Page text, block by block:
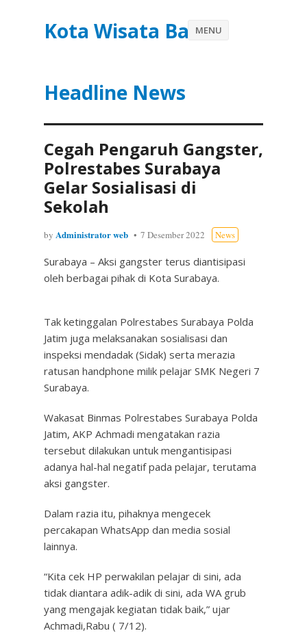
Kota Wisata Batu
Headline News
MENU
Cegah Pengaruh Gangster,
Polrestabes Surabaya
Gelar Sosialisasi di
Sekolah
by Administrator web 7 Desember 2022 News
Surabaya – Aksi gangster terus diantisipasi
oleh berbagai pihak di Kota Surabaya.
Tak ketinggalan Polrestabes Surabaya Polda
Jatim juga melaksanakan sosialisasi dan
inspeksi mendadak (Sidak) serta merazia
ratusan handphone milik pelajar SMK Negeri 7
Surabaya.
Wakasat Binmas Polrestabes Surabaya Polda
Jatim, AKP Achmadi mengatakan razia
tersebut dilakukan untuk mengantisipasi
adanya hal-hal negatif pada pelajar, terutama
aksi gangster.
Dalam razia itu, pihaknya mengecek
percakapan WhatsApp dan media sosial
lainnya.
“Kita cek HP perwakilan pelajar di sini, ada
tidak diantara adik-adik di sini, ada WA grub
yang mengajak kegiatan tidak baik,” ujar
Achmadi,Rabu ( 7/12).